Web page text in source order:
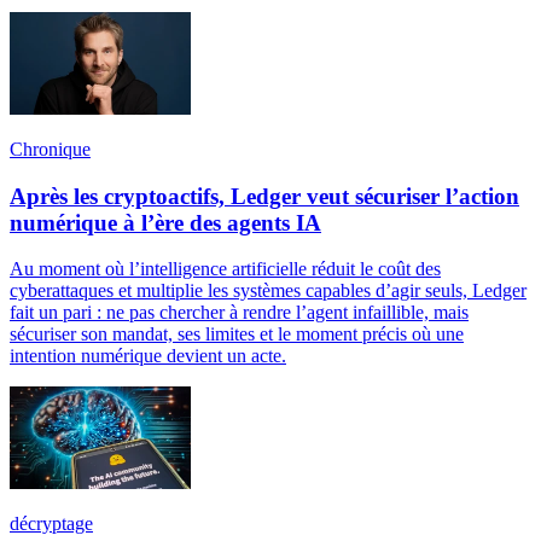
Chronique
Après les cryptoactifs, Ledger veut sécuriser l’action
numérique à l’ère des agents IA
Au moment où l’intelligence artificielle réduit le coût des
cyberattaques et multiplie les systèmes capables d’agir seuls, Ledger
fait un pari : ne pas chercher à rendre l’agent infaillible, mais
sécuriser son mandat, ses limites et le moment précis où une
intention numérique devient un acte.
décryptage